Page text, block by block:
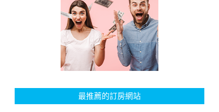
最推薦的訂房網站